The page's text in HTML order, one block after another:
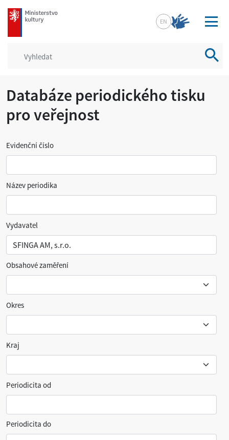
mkcr.cz
EN
Databáze periodického tisku
pro veřejnost
Evidenční číslo
Název periodika
Vydavatel
Obsahové zaměření
Okres
Kraj
Periodicita od
Periodicita do